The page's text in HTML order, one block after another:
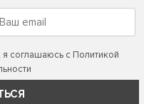
я соглашаюсь с Политикой